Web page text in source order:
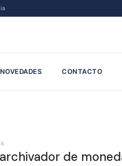
NOVEDADES CONTACTO
de